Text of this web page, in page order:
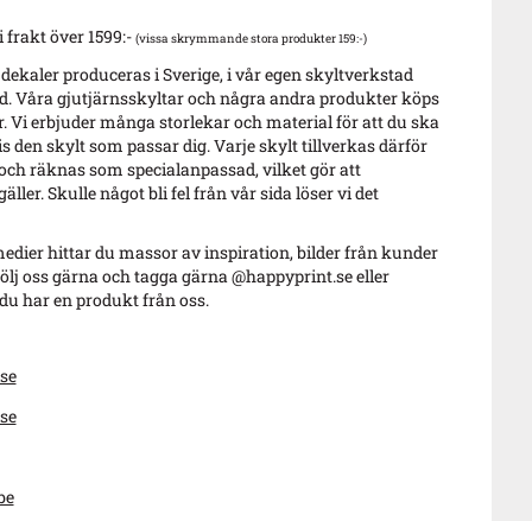
över 1599:- (vissa skrymmande stora produkter 159:-)
produceras i Sverige, i vår egen skyltverkstad
Våra gjutjärnsskyltar och några andra produkter köps
Vi erbjuder många storlekar och material för att du ska
den skylt som passar dig. Varje skylt tillverkas därför
räknas som specialanpassad, vilket gör att
Skulle något bli fel från vår sida löser vi det
hittar du massor av inspiration, bilder från kunder
oss gärna och tagga gärna @happyprint.se eller
har en produkt från oss.